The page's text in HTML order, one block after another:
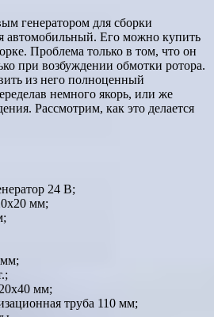
генератором для сборки
автомобильный. Его можно купить
Проблема только в том, что он
при возбуждении обмотки ротора.
из него полноценный
немного якорь, или же
Рассмотрим, как это делается
24 В;
мм;
мм;
мм;
труба 110 мм;